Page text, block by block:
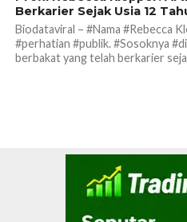
Berkarier Sejak Usia 12
Biodataviral – #Nama #Rebecca
#perhatian #publik. #Sosoknya
berbakat yang telah berkarier